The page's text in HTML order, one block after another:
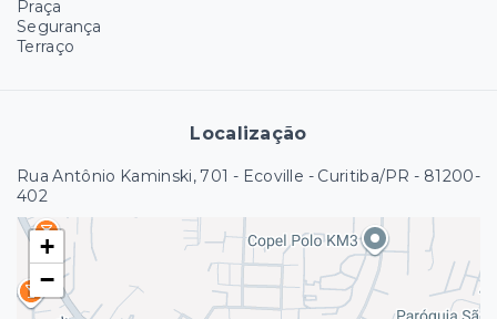
Praça
Segurança
Terraço
Localização
Rua Antônio Kaminski, 701 - Ecoville - Curitiba/PR - 81200-
402
+
−